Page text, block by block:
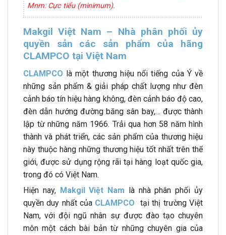
Mnm: Cực tiểu (minimum).
Makgil Việt Nam – Nhà phân phối ủy
quyền sản các sản phẩm của hãng
CLAMPCO tại Việt Nam
CLAMPCO là một thương hiệu nổi tiếng của Ý về
những sản phẩm & giải pháp chất lượng như đèn
cảnh báo tín hiệu hàng không, đèn cảnh báo độ cao,
đèn dẫn hướng đường băng sân bay,… được thành
lập từ những năm 1966. Trải qua hơn 58 năm hình
thành và phát triển, các sản phẩm của thương hiệu
này thuộc hàng những thương hiệu tốt nhất trên thế
giới, được sử dụng rộng rãi tại hàng loạt quốc gia,
trong đó có Việt Nam.
Hiện nay, Makgil Việt Nam là nhà phân phối ủy
quyền duy nhất của CLAMPCO tại thị trường Việt
Nam, với đội ngũ nhân sự được đào tạo chuyên
môn một cách bài bản từ những chuyên gia của